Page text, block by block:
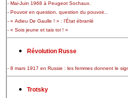
- Mai-Juin 1968 à Peugeot Sochaux.
- Pouvoir en question, question du pouvoir...
- « Adieu De Gaulle ! » : l’État ébranlé
- « Sois jeune et tais toi ! »
Révolution Russe
- 8 mars 1917 en Russie : les femmes donnent le
Trotsky